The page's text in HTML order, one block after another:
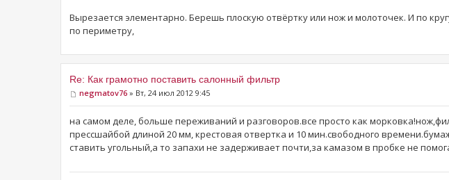
Вырезается элементарно. Берешь плоскую отвёртку или нож и молоточек. И по
по периметру,
Re: Как грамотно поставить салонный фильтр
negmatov76 » Вт, 24 июл 2012 9:45
на самом деле, больше переживаний и разговоров.все просто как
прессшайбой длиной 20 мм, крестовая отвертка и 10 мин.свободного
ставить угольный,а то запахи не задерживает почти,за камазом в пробке не